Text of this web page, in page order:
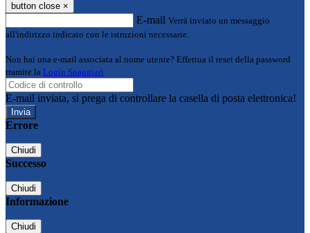
button close ×
E-mail Verrà inviato un messaggio
all'indirizzo indicato con le istruzioni necessarie.
Non hai una e-mail associata al nome utente? Effettua il reset della password
tramite la Login Spaggiari
E-mail inviata, si prega di controllare la casella di posta elettronica!
Errore
Chiudi
Successo
Chiudi
Informazione
Chiudi